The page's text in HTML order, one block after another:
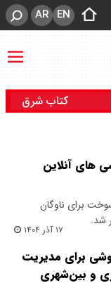
EN
AR
کتاب شرق
های آنلاین
برای ناوگان
شد.
۱۷ آذر ۱۴۰۴
برای مدیریت
و بین‌شهری